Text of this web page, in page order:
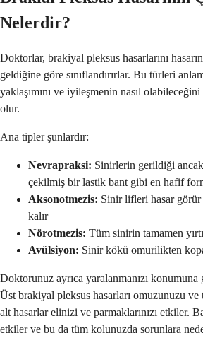
Nelerdir?
Doktorlar, brakiyal pleksus hasarlarını
geldiğine göre sınıflandırırlar. Bu türleri
yaklaşımını ve iyileşmenin nasıl
olur.
Ana tipler şunlardır:
Nevrapraksi: Sinirlerin gerildiği ancak
çekilmiş bir lastik bant gibi en hafif
Aksonotmezis: Sinir lifleri hasar görür
kalır
Nörotmezis: Tüm sinirin tamamen
Avülsiyon: Sinir kökü omurilikten
Doktorunuz ayrıca yaralanmanızı konumuna
Üst brakiyal pleksus hasarları omuzunuzu
alt hasarlar elinizi ve parmaklarınızı etkiler.
etkiler ve bu da tüm kolunuzda sorunlara